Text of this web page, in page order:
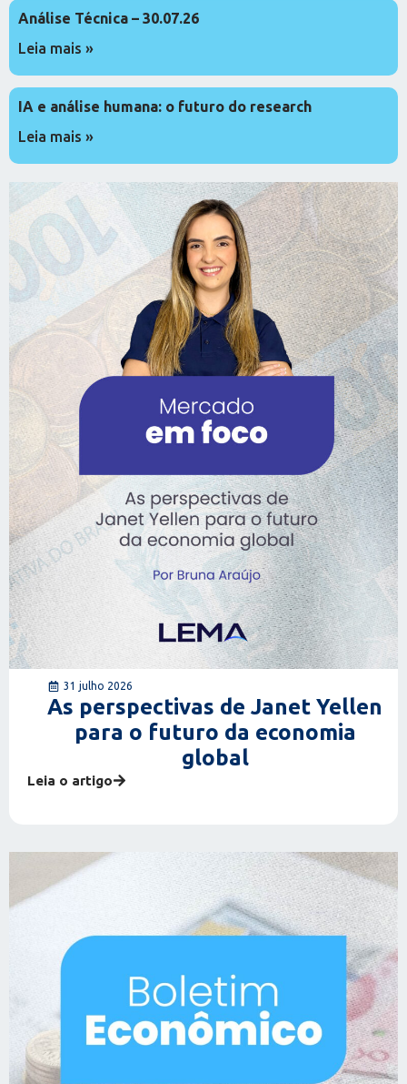
Análise Técnica – 30.07.26
Leia mais »
IA e análise humana: o futuro do research
Leia mais »
31 julho 2026
As perspectivas de Janet Yellen
para o futuro da economia
global
Leia o artigo